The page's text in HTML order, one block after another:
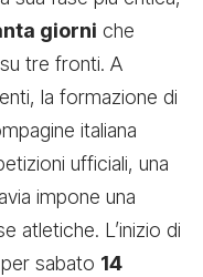
giorni che
tre fronti. A
la formazione di
italiana
ufficiali, una
impone una
atletiche. L’inizio di
sabato 14